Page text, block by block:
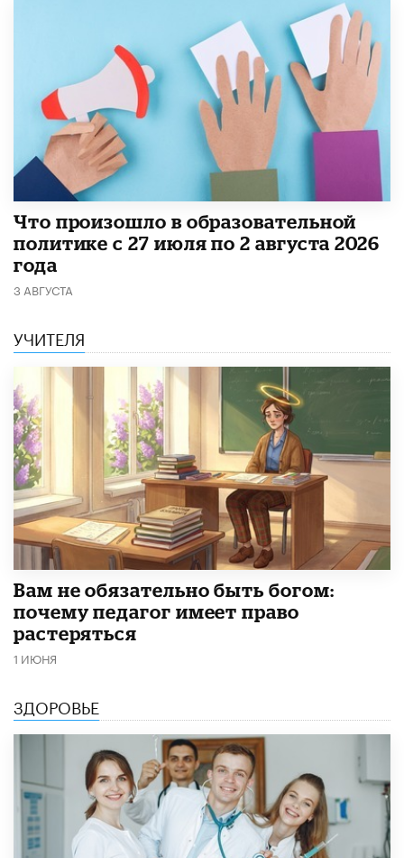
​Что произошло в образовательной
политике с 27 июля по 2 августа 2026
года
3 АВГУСТА
УЧИТЕЛЯ
​Вам не обязательно быть богом:
почему педагог имеет право
растеряться
1 ИЮНЯ
ЗДОРОВЬЕ